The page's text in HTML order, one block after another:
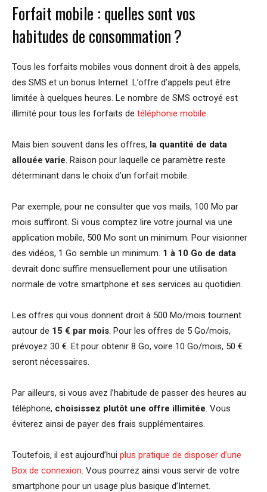
Forfait mobile : quelles sont vos
habitudes de consommation ?
Tous les forfaits mobiles vous donnent droit à des appels,
des SMS et un bonus Internet. L’offre d’appels peut être
limitée à quelques heures. Le nombre de SMS octroyé est
illimité pour tous les forfaits de téléphonie mobile.
Mais bien souvent dans les offres, la quantité de data
allouée varie. Raison pour laquelle ce paramètre reste
déterminant dans le choix d’un forfait mobile.
Par exemple, pour ne consulter que vos mails, 100 Mo par
mois suffiront. Si vous comptez lire votre journal via une
application mobile, 500 Mo sont un minimum. Pour visionner
des vidéos, 1 Go semble un minimum. 1 à 10 Go de data
devrait donc suffire mensuellement pour une utilisation
normale de votre smartphone et ses services au quotidien.
Les offres qui vous donnent droit à 500 Mo/mois tournent
autour de 15 € par mois. Pour les offres de 5 Go/mois,
prévoyez 30 €. Et pour obtenir 8 Go, voire 10 Go/mois, 50 €
seront nécessaires.
Par ailleurs, si vous avez l’habitude de passer des heures au
téléphone, choisissez plutôt une offre illimitée. Vous
éviterez ainsi de payer des frais supplémentaires.
Toutefois, il est aujourd’hui plus pratique de disposer d’une
Box de connexion. Vous pourrez ainsi vous servir de votre
smartphone pour un usage plus basique d’Internet.